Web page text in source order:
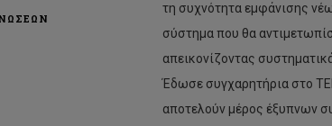
τη συχνότητα εμφάνισης
σύστημα που θα
απεικονίζοντας
Έδωσε συγχαρητήρια στο
αποτελούν μέρος έξυπνων